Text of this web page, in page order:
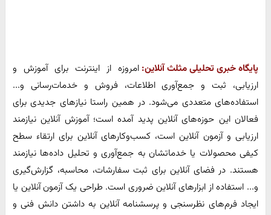
پایگاه خبری تحلیلی مثلث آنلاین: امروزه از اینترنت برای آموزش و
ارزیابی، ثبت و جمع‌آوری اطلاعات، فروش و خدمات‌رسانی و...
استفاده‌های متعددی می‌شود. در همین راستا نیازهای جدیدی برای
فعالان این حوزه‌های آنلاین پدید آمده است؛ آموزش آنلاین نیازمند
ارزیابی و آزمون آنلاین است، کسب‌وکارهای آنلاین برای ارتقاء سطح
کیفی محصولات یا خدماتشان به جمع‌آوری و تحلیل داده‌ها نیازمند
هستند. در فضای آنلاین برای ثبت سفارشات، محاسبه، گزارش‌گیری
و... استفاده از ابزارهای آنلاین ضروری است. طراحی یک آزمون آنلاین یا
ایجاد فرم‌های نظرسنجی و پرسشنامه آنلاین به داشتن دانش فنی و